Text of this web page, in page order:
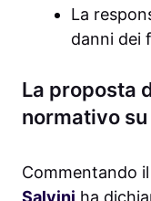
La
danni dei
La proposta
normativo
Commentando
Salvini ha